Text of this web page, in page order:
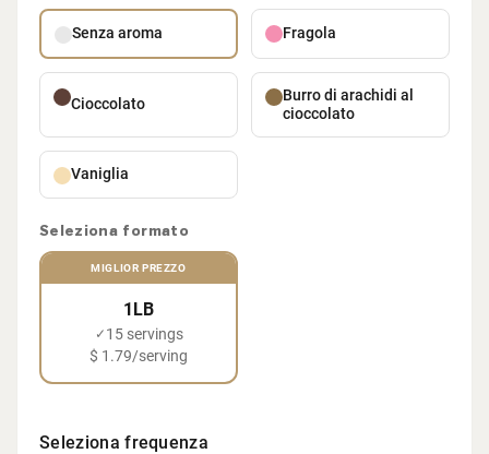
Senza aroma Fragola
Cioccolato
Burro di arachidi al
cioccolato
Vaniglia
Seleziona formato
MIGLIOR PREZZO
1LB
✓ 15 servings
$ 1.79/serving
Seleziona frequenza